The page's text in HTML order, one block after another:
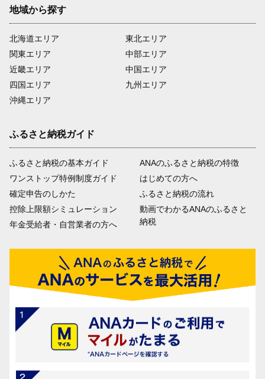
地域から探す
北海道エリア
関東エリア
近畿エリア
四国エリア
沖縄エリア
東北エリア
中部エリア
中国エリア
九州エリア
ふるさと納税ガイド
ふるさと納税の基本ガイド
ワンストップ特例制度ガイド
確定申告のしかた
控除上限額シミュレーション
年金受給者・自営業者の方へ
ANAのふるさと納税の特徴
はじめての方へ
ふるさと納税の流れ
動画でわかるANAのふるさと
納税